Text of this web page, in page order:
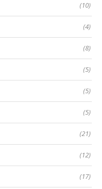
(10)
(4)
(8)
(5)
(5)
(5)
(21)
(12)
(17)